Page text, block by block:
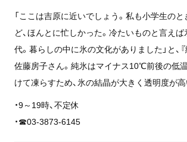
「ここは吉原に近いでしょう。私も小学生の
ど、ほんとに忙しかった。冷たいものと言え
代。暮らしの中に氷の文化がありました」と、
佐藤房子さん。純氷はマイナス10℃前後の低
けて凍らすため、氷の結晶が大きく透明度が高
・9～19時、不定休
・☎03-3873-6145